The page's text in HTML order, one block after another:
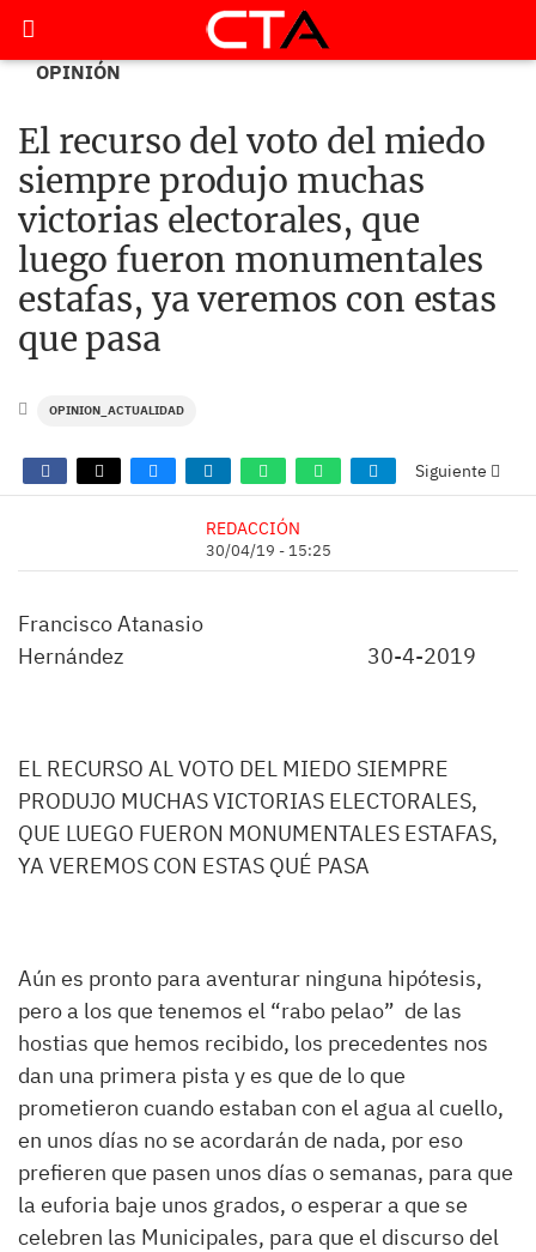
OPINIÓN
El recurso del voto del miedo
siempre produjo muchas
victorias electorales, que
luego fueron monumentales
estafas, ya veremos con estas
que pasa
OPINION_ACTUALIDAD
Siguiente
REDACCIÓN
30/04/19 - 15:25
Francisco Atanasio
Hernández 30-4-2019
EL RECURSO AL VOTO DEL MIEDO SIEMPRE
PRODUJO MUCHAS VICTORIAS ELECTORALES,
QUE LUEGO FUERON MONUMENTALES ESTAFAS,
YA VEREMOS CON ESTAS QUÉ PASA
Aún es pronto para aventurar ninguna hipótesis,
pero a los que tenemos el “rabo pelao” de las
hostias que hemos recibido, los precedentes nos
dan una primera pista y es que de lo que
prometieron cuando estaban con el agua al cuello,
en unos días no se acordarán de nada, por eso
prefieren que pasen unos días o semanas, para que
la euforia baje unos grados, o esperar a que se
celebren las Municipales, para que el discurso del